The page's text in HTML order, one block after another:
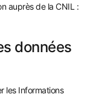
auprès de la CNIL :
données
les Informations